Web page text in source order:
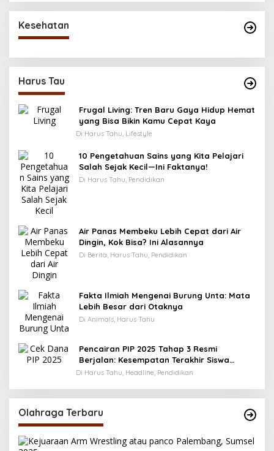
Kesehatan
Harus Tau
Frugal Living: Tren Baru Gaya Hidup Hemat
yang Bisa Bikin Kamu Cepat Kaya
Di Harus Tahu, Lifestyle
10 Pengetahuan Sains yang Kita Pelajari
Salah Sejak Kecil—Ini Faktanya!
Di Harus Tahu, Pendidikan
Air Panas Membeku Lebih Cepat dari Air
Dingin, Kok Bisa? Ini Alasannya
Di Berita, Harus Tahu, Pendidikan
Fakta Ilmiah Mengenai Burung Unta: Mata
Lebih Besar dari Otaknya
Di Animals, Harus Tahu
Pencairan PIP 2025 Tahap 3 Resmi
Berjalan: Kesempatan Terakhir Siswa
Menerima Bantuan Pendidikan hingga
Di Harus Tahu, Headline, Pendidikan
Olahraga Terbaru